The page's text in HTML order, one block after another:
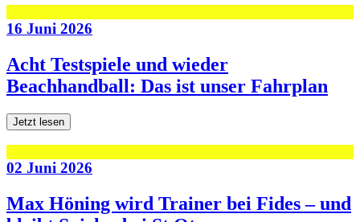
16 Juni 2026
Acht Testspiele und wieder
Beachhandball: Das ist unser Fahrplan
Jetzt lesen
02 Juni 2026
Max Höning wird Trainer bei Fides – und